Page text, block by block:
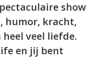
show
humor, kracht,
veel liefde.
en jij bent